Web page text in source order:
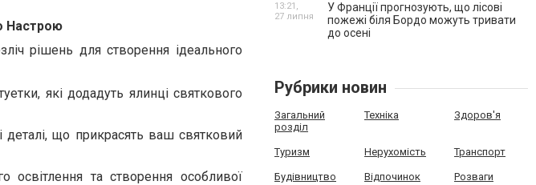
Настрою
рішень для створення ідеального
які додадуть ялинці святкового
деталі, що прикрасять ваш святковий
освітлення та створення особливої
У Франції прогнозують, що лісові
пожежі біля Бордо можуть тривати
до осені
13:21,
27 липня
Рубрики новин
Загальний
розділ
Техніка Здоров'я
Туризм Нерухомість Транспорт
Будівництво Відпочинок Розваги